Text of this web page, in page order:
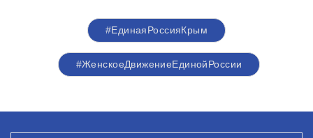
#ЕдинаяРоссияКрым
#ЖенскоеДвижениеЕдинойРоссии